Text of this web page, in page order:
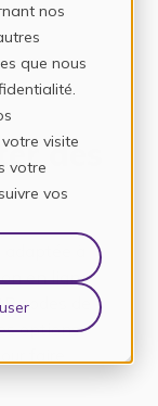
nos
que nous
visite
votre
vos
des
à
en ligne
codes de
options